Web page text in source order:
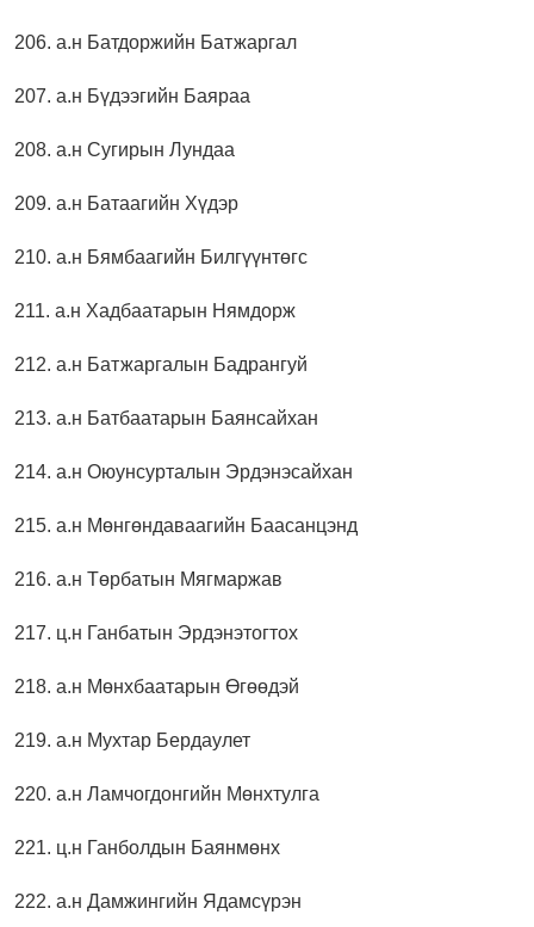
206. а.н Батдоржийн Батжаргал
207. а.н Бүдээгийн Баяраа
208. а.н Сугирын Лундаа
209. а.н Батаагийн Хүдэр
210. а.н Бямбаагийн Билгүүнтөгс
211. а.н Хадбаатарын Нямдорж
212. а.н Батжаргалын Бадрангуй
213. а.н Батбаатарын Баянсайхан
214. а.н Оюунсурталын Эрдэнэсайхан
215. а.н Мөнгөндаваагийн Баасанцэнд
216. а.н Төрбатын Мягмаржав
217. ц.н Ганбатын Эрдэнэтогтох
218. а.н Мөнхбаатарын Өгөөдэй
219. а.н Мухтар Бердаулет
220. а.н Ламчогдонгийн Мөнхтулга
221. ц.н Ганболдын Баянмөнх
222. а.н Дамжингийн Ядамсүрэн